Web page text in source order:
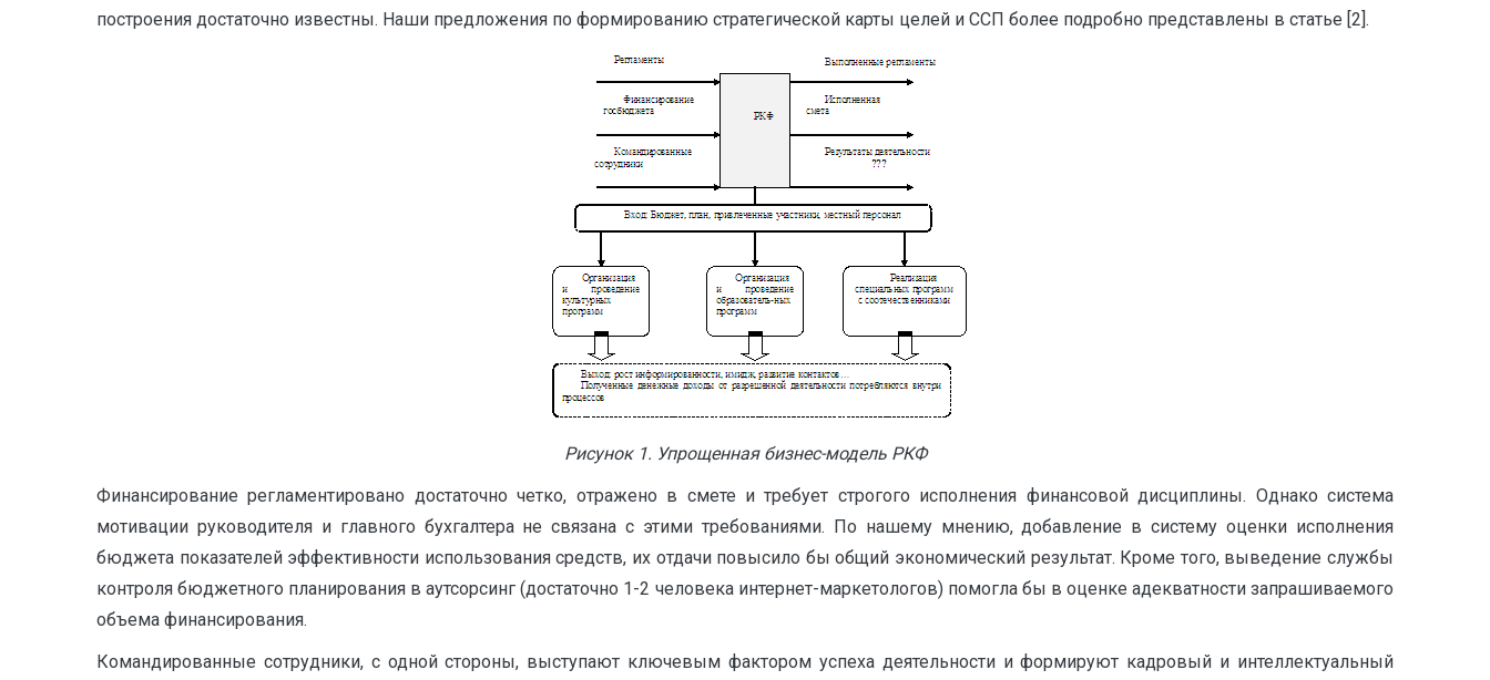
построения достаточно известны. Наши предложения по формированию стратегической карты целей и ССП более подробно представлены в статье [2].
Рисунок 1. Упрощенная бизнес-модель РКФ
Финансирование регламентировано достаточно четко, отражено в смете и требует строгого исполнения финансовой дисциплины. Однако система
мотивации руководителя и главного бухгалтера не связана с этими требованиями. По нашему мнению, добавление в систему оценки исполнения
бюджета показателей эффективности использования средств, их отдачи повысило бы общий экономический результат. Кроме того, выведение службы
контроля бюджетного планирования в аутсорсинг (достаточно 1-2 человека интернет-маркетологов) помогла бы в оценке адекватности запрашиваемого
объема финансирования.
Командированные сотрудники, с одной стороны, выступают ключевым фактором успеха деятельности и формируют кадровый и интеллектуальный